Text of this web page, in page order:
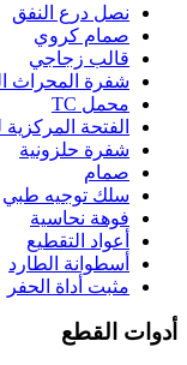
نصل درع النفق
صمام كروي
قالب زجاجي
شفرة المحراث
محمل TC
الفتحة
شفرة حلزونية
صمام
سلك توجيه طبي
فوهة نحاسية
أعواد التقطيع
أسطوانة الطارد
مثبت أداة الحفر
أدوات القطع